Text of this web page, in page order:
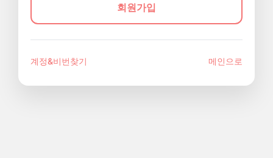
회원가입
계정&비번찾기 메인으로